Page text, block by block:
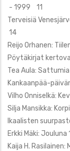
- 1999 11
Terveisiä
14
Reijo Orhanen:
Pöytäkirjat
Tea Aula:
Kankaanpää-
Vilho Onniselkä:
Silja Mansikka:
Ikaalisten
Erkki Mäki:
Kaija H.